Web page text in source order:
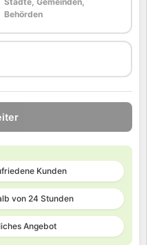
Behörden
Kunden
von 24 Stunden
Angebot